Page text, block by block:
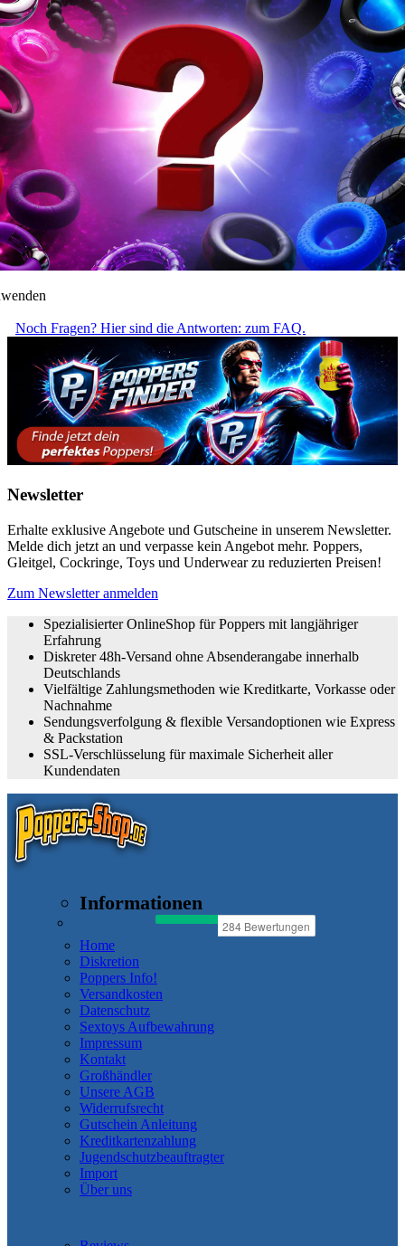
Noch Fragen? Hier sind die Antworten: zum FAQ.
Newsletter
Erhalte exklusive Angebote und Gutscheine in unserem Newsletter.
Melde dich jetzt an und verpasse kein Angebot mehr. Poppers,
Gleitgel, Cockringe, Toys und Underwear zu reduzierten Preisen!
Zum Newsletter anmelden
Spezialisierter OnlineShop für Poppers mit langjähriger
Erfahrung
Diskreter 48h-Versand ohne Absenderangabe innerhalb
Deutschlands
Vielfältige Zahlungsmethoden wie Kreditkarte, Vorkasse oder
Nachnahme
Sendungsverfolgung & flexible Versandoptionen wie Express
& Packstation
SSL-Verschlüsselung für maximale Sicherheit aller
Kundendaten
Informationen
Home
Diskretion
Poppers Info!
Versandkosten
Datenschutz
Sextoys Aufbewahrung
Impressum
Kontakt
Großhändler
Unsere AGB
Widerrufsrecht
Gutschein Anleitung
Kreditkartenzahlung
Jugendschutzbeauftragter
Import
Über uns